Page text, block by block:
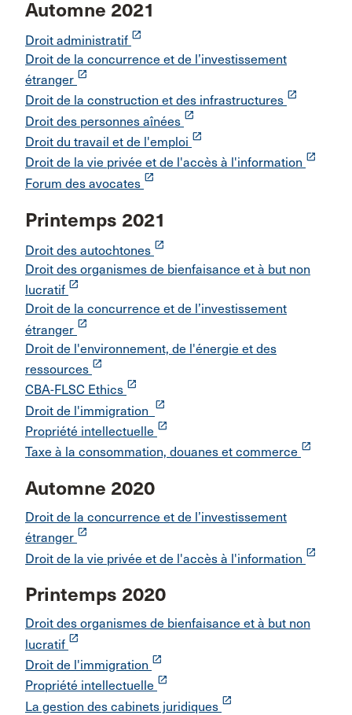
Automne 2021
Droit administratif launch
Droit de la concurrence et de l’investissement
étranger launch
Droit de la construction et des infrastructures launch
Droit des personnes aînées launch
Droit du travail et de l'emploi launch
Droit de la vie privée et de l'accès à l'information launch
Forum des avocates launch
Printemps 2021
Droit des autochtones launch
Droit des organismes de bienfaisance et à but non
lucratif launch
Droit de la concurrence et de l’investissement
étranger launch
Droit de l'environnement, de l'énergie et des
ressources launch
CBA-FLSC Ethics launch
Droit de l'immigration launch
Propriété intellectuelle launch
Taxe à la consommation, douanes et commerce launch
Automne 2020
Droit de la concurrence et de l’investissement
étranger launch
Droit de la vie privée et de l'accès à l'information launch
Printemps 2020
Droit des organismes de bienfaisance et à but non
lucratif launch
Droit de l'immigration launch
Propriété intellectuelle launch
La gestion des cabinets juridiques launch